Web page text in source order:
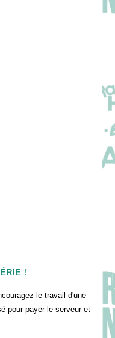
!
le travail d'une
pour payer le serveur et